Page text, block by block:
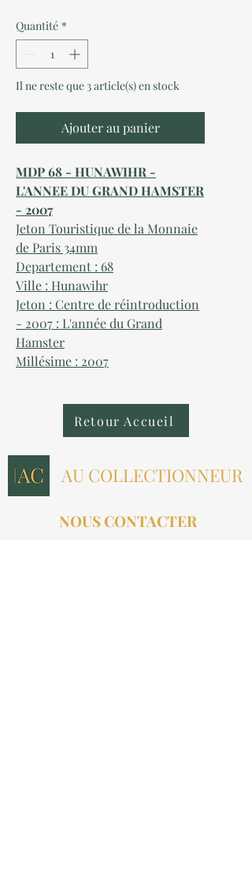
Quantité *
Il ne reste que 3 article(s) en stock
Ajouter au panier
MDP 68 - HUNAWIHR -
L'ANNEE DU GRAND HAMSTER
- 2007
Jeton Touristique de la Monnaie
de Paris 34mm
Departement : 68
Ville : Hunawihr
Jeton : Centre de réintroduction
- 2007 : L'année du Grand
Hamster
Millésime : 2007
Retour Accueil
AU COLLECTIONNEUR
NOUS CONTACTER